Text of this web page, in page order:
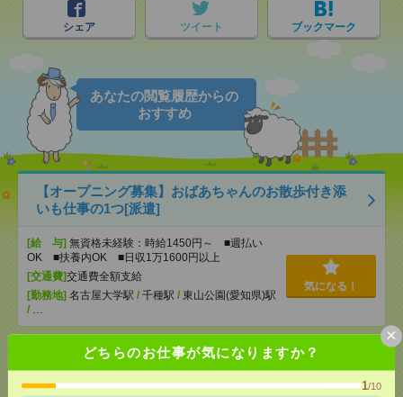
どちらのお仕事が気になりますか？
1/10
×
シェア ツイート ブックマーク
あなたの閲覧履歴からの
おすすめ
【オープニング募集】おばあちゃんのお散歩付き添
いも仕事の1つ[派遣]
[給 与] 無資格未経験：時給1450円～ ■週払い
OK ■扶養内OK ■日収1万1600円以上
[交通費]交通費全額支給
[勤務地] 名古屋大学駅 / 千種駅 / 東山公園(愛知県)駅
/ …
気になる！
説明会参加で全員に【現金2千円相当プレゼント】生
活のお手伝い[派遣]